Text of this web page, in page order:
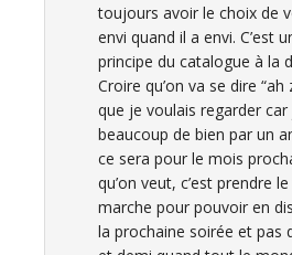
toujours avoir le choix de
envi quand il a envi. C’est
principe du catalogue à la
Croire qu’on va se dire
que je voulais regarder car
beaucoup de bien par un
ce sera pour le mois
qu’on veut, c’est prendre
marche pour pouvoir en
la prochaine soirée et pas